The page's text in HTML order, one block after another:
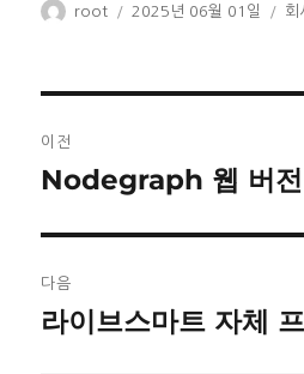
글
root
작
2025년 06월 01일
카
회
탐
이전
이
Nodegraph 웹 버전
다음
다
라이브스마트 자체